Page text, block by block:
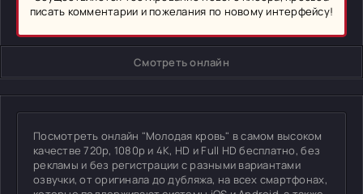
писать комментарии и пожелания по новому интерфейсу!
Смотреть онлайн
Посмотреть онлайн "Молодая кровь" в самом высоком
качестве 720p, 1080p и 4K, HD и Full HD бесплатно, без
рекламы и без регистрации с разными вариантами
озвучки, от оригинала до дубляжа, на всех смартфонах,